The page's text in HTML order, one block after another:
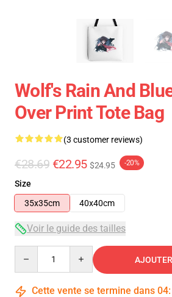
Wolf's Rain And
Over Print Tote Bag
(3 customer reviews)
€28.69 €22.95 $24.95 -20%
Size
35x35cm
40x40cm
Voir le guide des tailles
Cette vente se termine dans 04: